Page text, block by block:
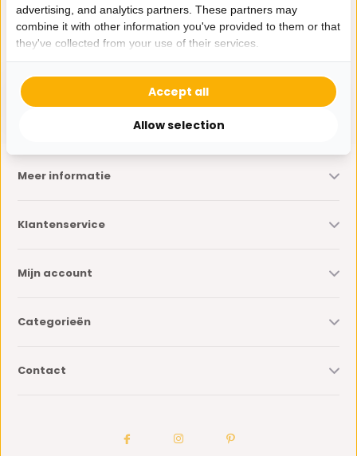
Ontvang de nieuwste aanbiedingen en promoties. We zullen
je niet spammen, beloofd.
Abonneer
Meer informatie
Klantenservice
Mijn account
Categorieën
Contact
advertising, and analytics partners. These partners may
combine it with other information you've provided to them or that
they've collected from your use of their services.
Allow selection
Accept all